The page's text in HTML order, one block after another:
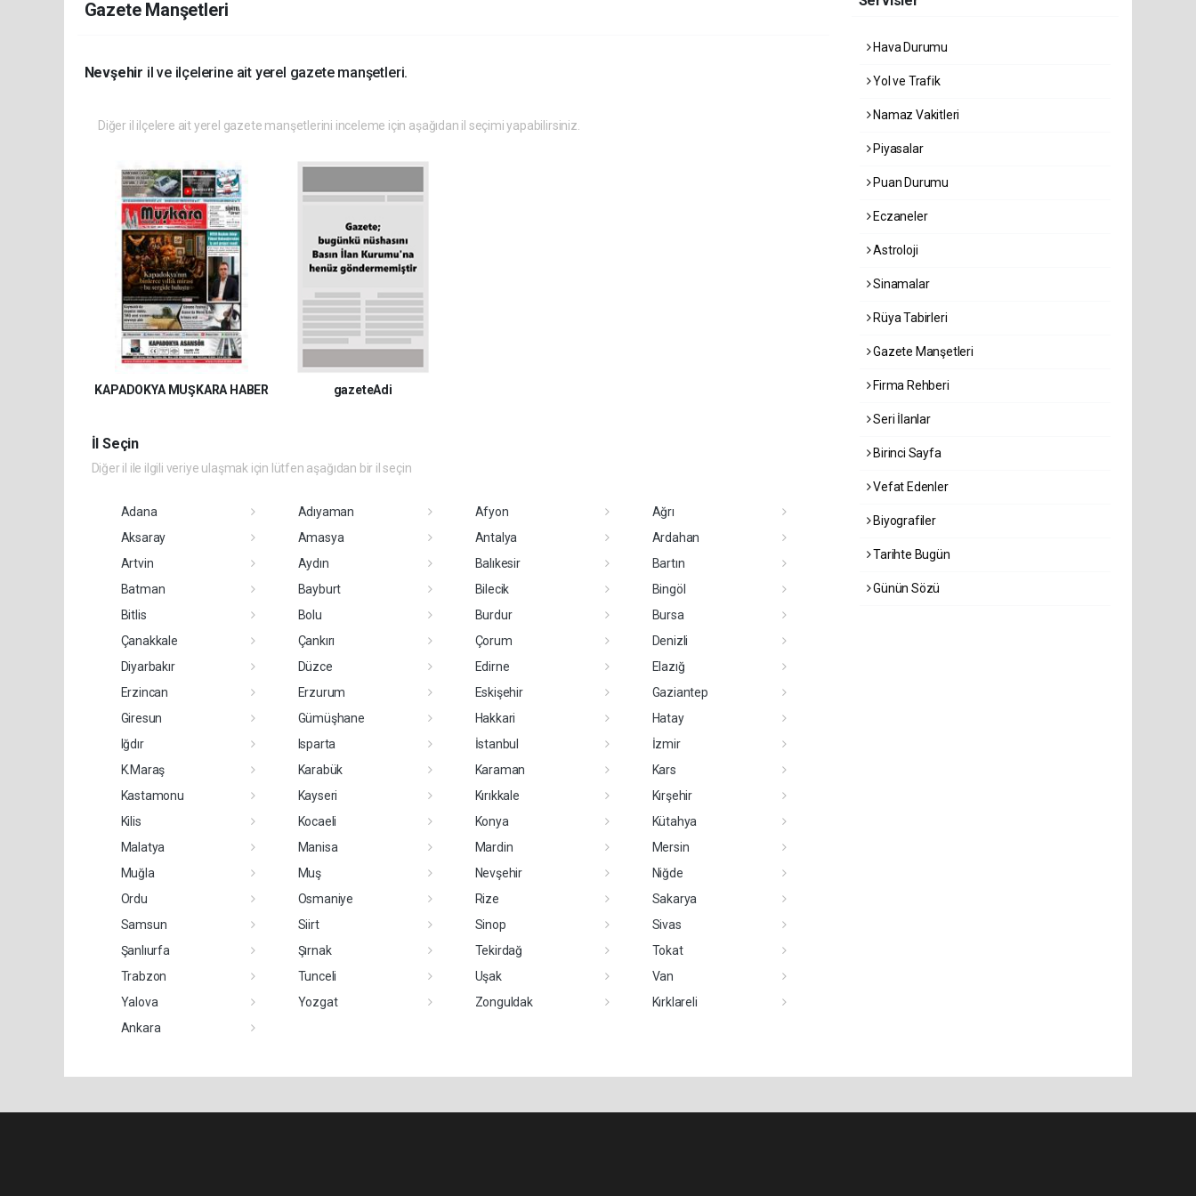
Gazete Manşetleri
Nevşehir il ve ilçelerine ait yerel gazete manşetleri.
Diğer il ilçelere ait yerel gazete manşetlerini inceleme için aşağıdan il seçimi yapabilirsiniz.
KAPADOKYA MUŞKARA HABER gazeteAdi
İl Seçin
Diğer il ile ilgili veriye ulaşmak için lütfen aşağıdan bir il seçin
Adana Adıyaman Afyon
Ağrı
Aksaray
Amasya Antalya
Ardahan
Artvin
Aydın Balıkesir
Bartın
Batman
Bayburt Bilecik
Bingöl
Bitlis
Bolu Burdur
Bursa
Çanakkale
Çankırı Çorum
Denizli
Diyarbakır
Düzce Edirne
Elazığ
Erzincan
Erzurum Eskişehir
Gaziantep
Giresun
Gümüşhane Hakkari
Hatay
Iğdır
Isparta İstanbul
İzmir
K.Maraş
Karabük Karaman
Kars
Kastamonu
Kayseri Kırıkkale
Kırşehir
Kilis
Kocaeli Konya
Kütahya
Malatya
Manisa Mardin
Mersin
Muğla
Muş Nevşehir
Niğde
Ordu
Osmaniye Rize
Sakarya
Samsun
Siirt Sinop
Sivas
Şanlıurfa
Şırnak Tekirdağ
Tokat
Trabzon
Tunceli Uşak
Van
Yalova
Yozgat Zonguldak
Kırklareli
Ankara
Hava Durumu
Yol ve Trafik
Namaz Vakitleri
Piyasalar
Puan Durumu
Eczaneler
Astroloji
Sinamalar
Rüya Tabirleri
Gazete Manşetleri
Firma Rehberi
Seri İlanlar
Birinci Sayfa
Vefat Edenler
Biyografiler
Tarihte Bugün
Günün Sözü